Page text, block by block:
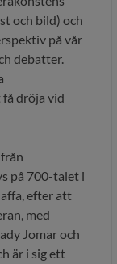
och bild) och
på vår
debatter.
dröja vid
på 700-talet i
efter att
med
Jomar och
är i sig ett